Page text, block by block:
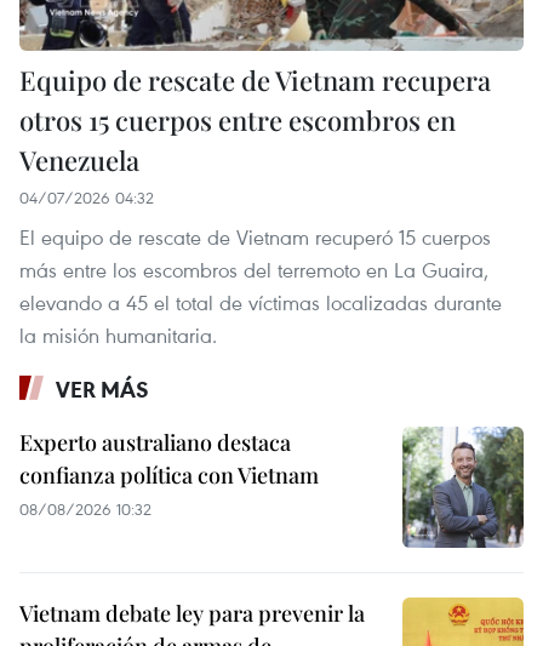
Equipo de rescate de Vietnam recupera
otros 15 cuerpos entre escombros en
Venezuela
04/07/2026 04:32
El equipo de rescate de Vietnam recuperó 15 cuerpos
más entre los escombros del terremoto en La Guaira,
elevando a 45 el total de víctimas localizadas durante
la misión humanitaria.
VER MÁS
Experto australiano destaca
confianza política con Vietnam
08/08/2026 10:32
Vietnam debate ley para prevenir la